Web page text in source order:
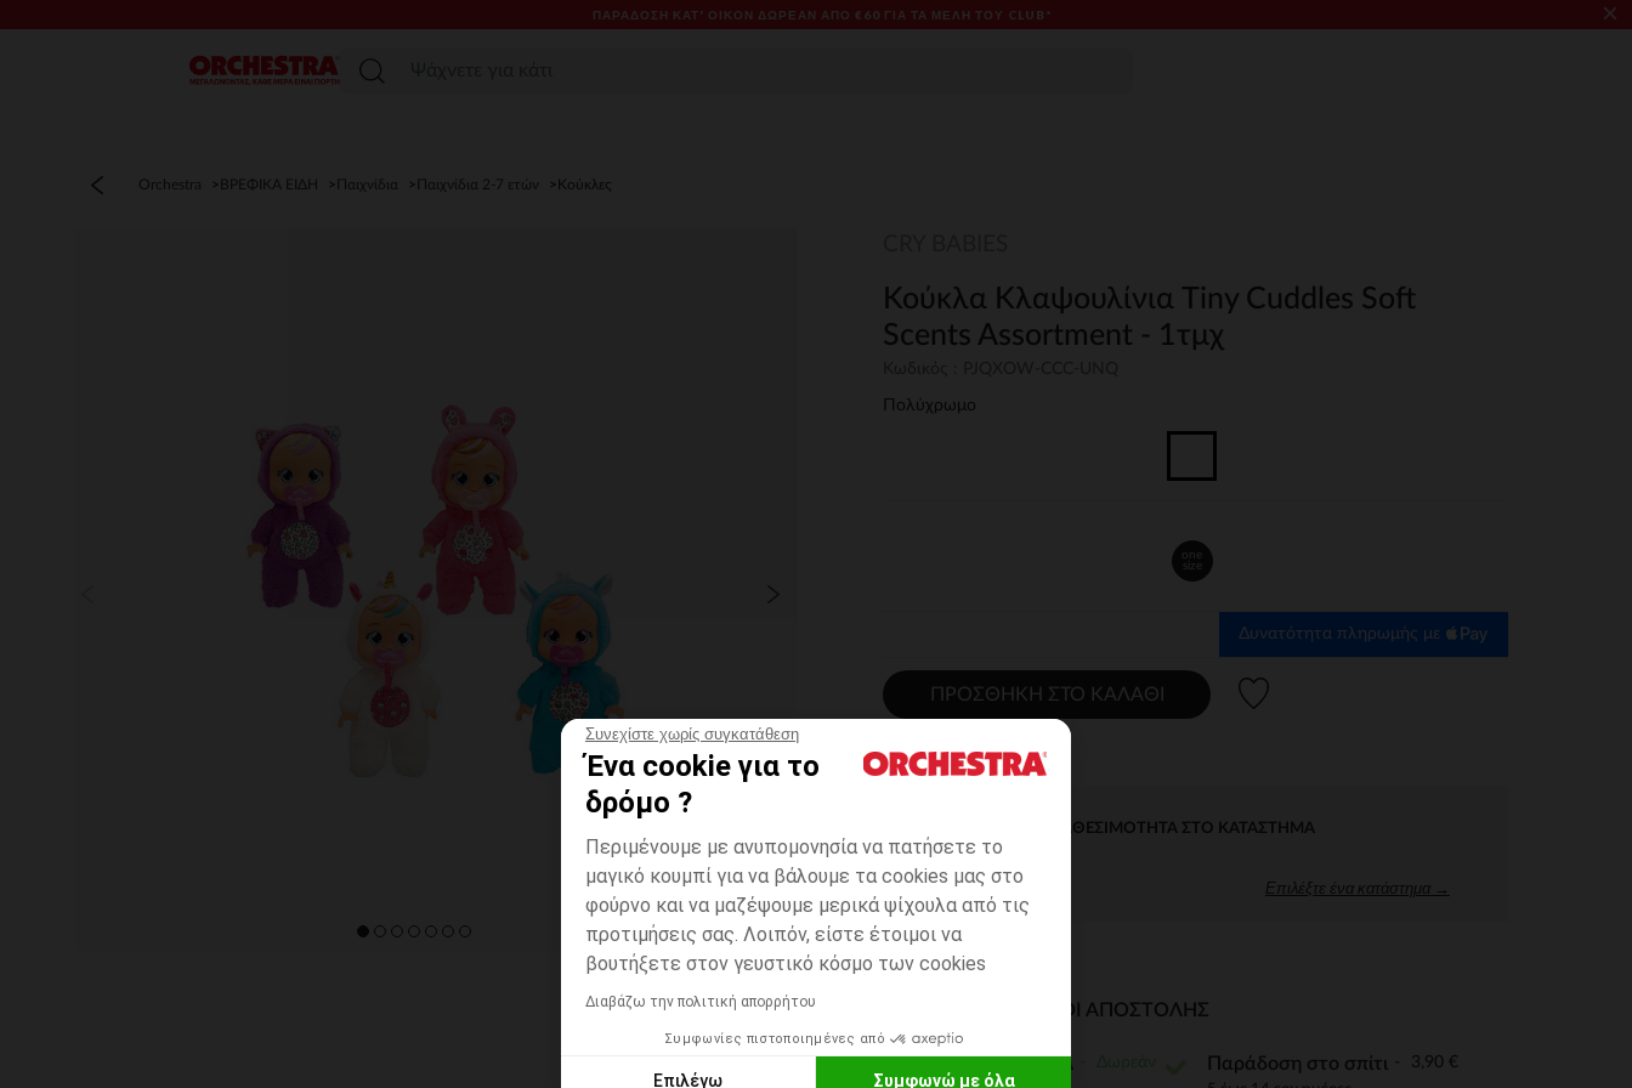
Συνεχίστε χωρίς συγκατάθεση
Ένα cookie για το
δρόμο ?
Περιμένουμε με ανυπομονησία να πατήσετε το
μαγικό κουμπί για να βάλουμε τα cookies μας στο
φούρνο και να μαζέψουμε μερικά ψίχουλα από τις
προτιμήσεις σας. Λοιπόν, είστε έτοιμοι να
βουτήξετε στον γευστικό κόσμο των cookies
Διαβάζω την πολιτική απορρήτου
Συμφωνίες πιστοποιημένες από
Επιλέγω Συμφωνώ με όλα
ΠΑΡΆΔΟΣΗ ΚΑΤ' ΟΊΚΟΝ ΔΩΡΕΑΝ ΑΠΌ €60 ΓΙΑ ΤΑ ΜΈΛΗ ΤΟΥ CLUB* ×
Μενού
Orchestra ΒΡΕΦΙΚΑ ΕΙΔΗ Παιχνίδια Παιχνίδια 2-7 ετών Κούκλες
Κούκλα Κλαψουλίνια Tiny Cuddles Soft
Scents Assortment - 1τμχ
Πολύχρωμο
one
size
Δυνατότητα πληρωμής με
ΠΡΟΣΘΉΚΗ ΣΤΟ ΚΑΛΆΘΙ
ΆΜΕΣΗ ΔΙΑΘΕΣΙΜΌΤΗΤΑ ΣΤΟ ΚΑΤΆΣΤΗΜΑ
Επιλέξτε ένα κατάστημα →
ΔΙΑΘΈΣΙΜΟΙ ΤΡΌΠΟΙ ΑΠΟΣΤΟΛΉΣ
ΣΕ ΚΑΤΑΣΤΗΜΑ Παράδοση στο σπίτι 3,90 €